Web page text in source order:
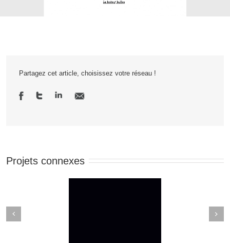
Partagez cet article, choisissez votre réseau !
Projets connexes
Next